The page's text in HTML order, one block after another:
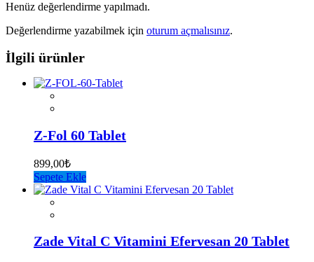
Henüz değerlendirme yapılmadı.
Değerlendirme yazabilmek için oturum açmalısınız.
İlgili ürünler
Z-Fol 60 Tablet
899,00₺
Sepete Ekle
Zade Vital C Vitamini Efervesan 20 Tablet